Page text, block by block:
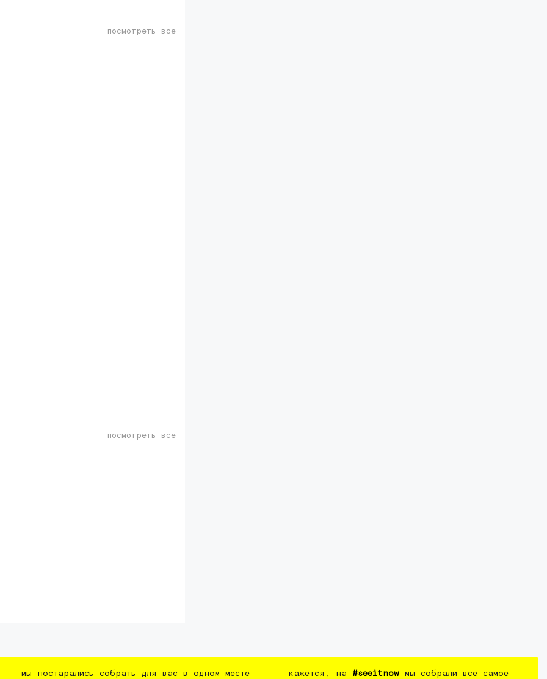
посмотреть все
посмотреть все
мы постарались собрать для вас в одном месте
кажется, на #seeitnow мы собрали всё самое